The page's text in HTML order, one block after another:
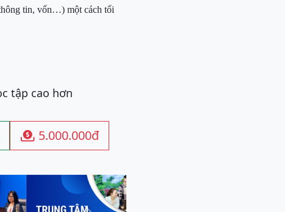
tin, vốn…) một cách tối
tập cao hơn
 5.000.000đ